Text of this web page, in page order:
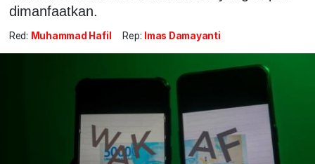
dimanfaatkan.
Red: Muhammad Hafil Rep: Imas Damayanti